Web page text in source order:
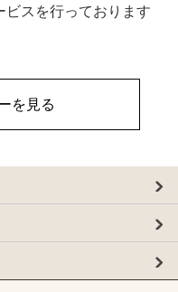
ビスを行っております
を見る